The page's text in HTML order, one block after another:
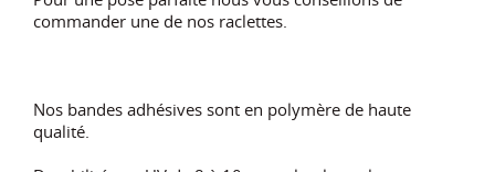
commander une de nos raclettes.
Nos bandes adhésives sont en polymère de haute
qualité.